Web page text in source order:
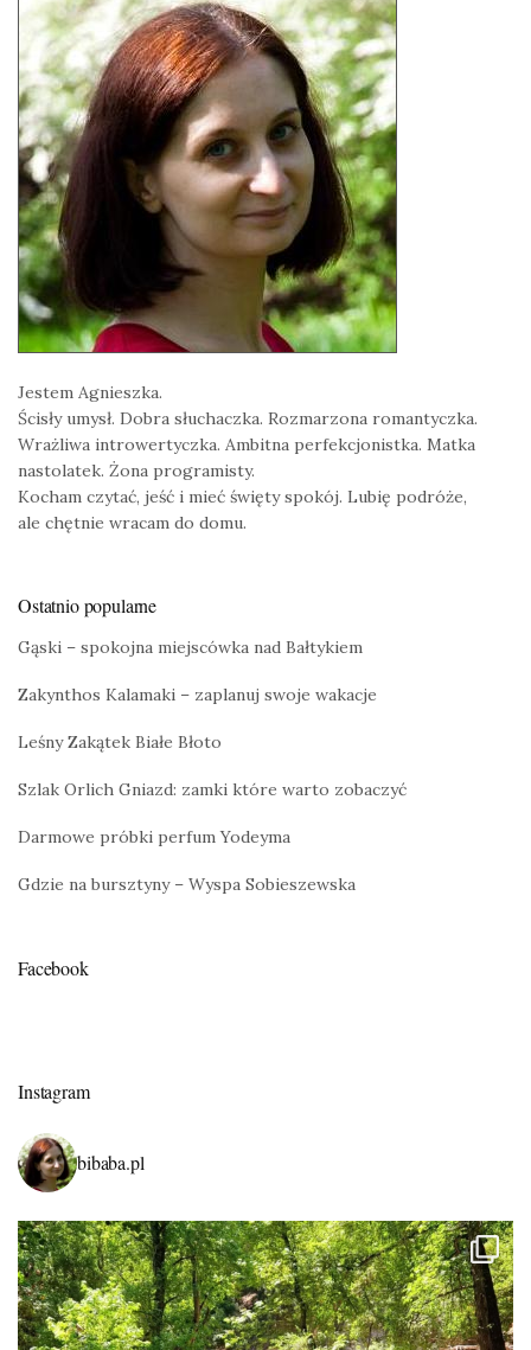
Jestem Agnieszka.
Ścisły umysł. Dobra słuchaczka. Rozmarzona romantyczka.
Wrażliwa introwertyczka. Ambitna perfekcjonistka. Matka
nastolatek. Żona programisty.
Kocham czytać, jeść i mieć święty spokój. Lubię podróże,
ale chętnie wracam do domu.
Ostatnio popularne
Gąski – spokojna miejscówka nad Bałtykiem
Zakynthos Kalamaki – zaplanuj swoje wakacje
Leśny Zakątek Białe Błoto
Szlak Orlich Gniazd: zamki które warto zobaczyć
Darmowe próbki perfum Yodeyma
Gdzie na bursztyny – Wyspa Sobieszewska
Facebook
Instagram
bibaba.pl